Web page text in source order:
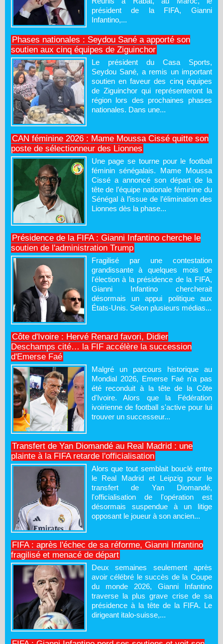
président de la FIFA, Gianni
Infantino,...
Phases nationales : Seydou Sané a apporté son
soutien aux cinq équipes de Ziguinchor
Le président du Casa Sports,
Seydou Sané, a remis un important
soutien en faveur des cinq équipes
de Ziguinchor qui représenteront la
région lors des prochaines phases
nationales. Dans une...
CAN féminine 2026 : Mame Moussa Cissé quitte son
poste de sélectionneur des Lionnes
Une page se tourne pour le football
féminin sénégalais. Mame Moussa
Cissé a annoncé son départ de la
tête de l’équipe nationale féminine du
Sénégal à l’issue de l’élimination des
Lionnes dès la phase...
Présidence de la FIFA : Gianni Infantino cherche le
soutien de l'administration Trump
Fragilisé par une contestation
grandissante à quelques mois de
l'élection à la présidence de la FIFA,
Gianni Infantino chercherait
désormais un appui politique aux
États-Unis. Selon plusieurs médias...
Côte d'Ivoire : Hervé Renard favori, Didier
Deschamps cité… la FIF accélère la succession
d'Emerse Faé
Malgré un parcours historique au
Mondial 2026, Emerse Faé n'a pas
été reconduit à la tête de la Côte
d'Ivoire. Alors que la Fédération
ivoirienne de football s'active pour lui
trouver un successeur...
Transfert de Yan Diomandé au Real Madrid : une
plainte à la FIFA retarde l'officialisation
Alors que tout semblait bouclé entre
le Real Madrid et Leipzig pour le
transfert de Yan Diomandé,
l'officialisation de l'opération est
désormais suspendue à un litige
opposant le joueur à son ancien...
FIFA : après l'échec de sa réforme, Gianni Infantino
fragilisé et menacé de départ
Deux semaines seulement après
avoir célébré le succès de la Coupe
du monde 2026, Gianni Infantino
traverse la plus grave crise de sa
présidence à la tête de la FIFA. Le
dirigeant italo-suisse,...